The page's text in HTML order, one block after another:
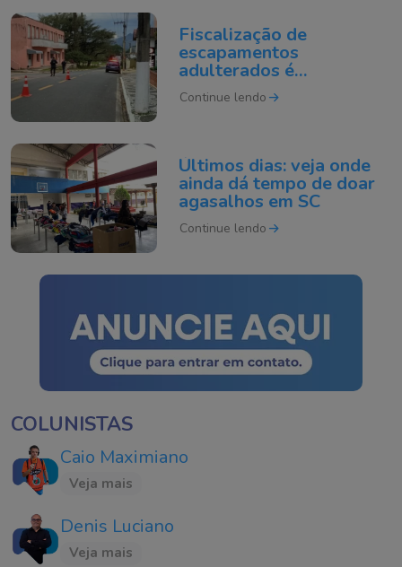
Fiscalização de
escapamentos
adulterados é
intensificada em Tubarão
Continue lendo
Últimos dias: veja onde
ainda dá tempo de doar
agasalhos em SC
Continue lendo
COLUNISTAS
Caio Maximiano
Veja mais
Denis Luciano
Veja mais